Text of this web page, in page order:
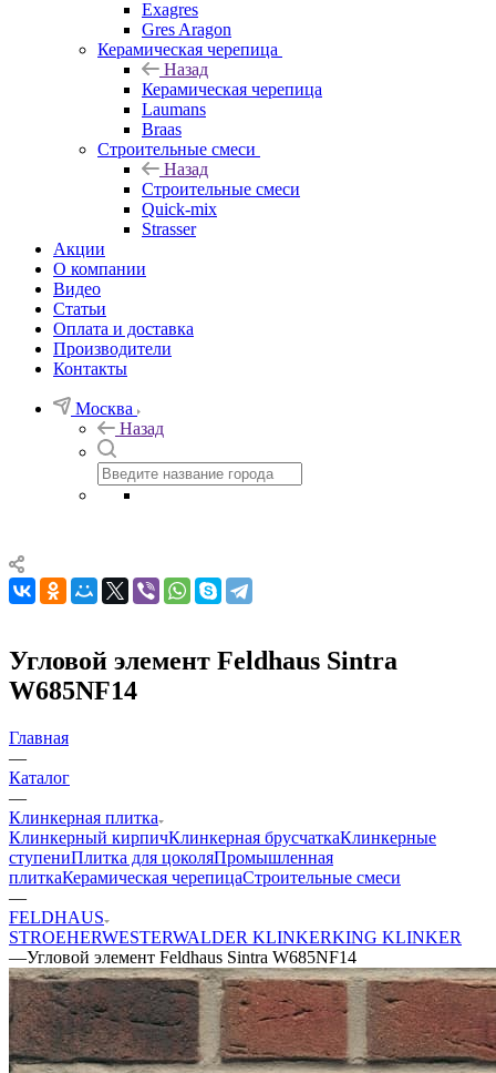
Exagres
Gres Aragon
Керамическая черепица
Назад
Керамическая черепица
Laumans
Braas
Строительные смеси
Назад
Строительные смеси
Quick-mix
Strasser
Акции
О компании
Видео
Статьи
Оплата и доставка
Производители
Контакты
Москва
Назад
Угловой элемент Feldhaus Sintra
W685NF14
Главная
—
Каталог
—
Клинкерная плитка
Клинкерный кирпичКлинкерная брусчаткаКлинкерные
ступениПлитка для цоколяПромышленная
плиткаКерамическая черепицаСтроительные смеси
—
FELDHAUS
STROEHERWESTERWALDER KLINKERKING KLINKER
—Угловой элемент Feldhaus Sintra W685NF14